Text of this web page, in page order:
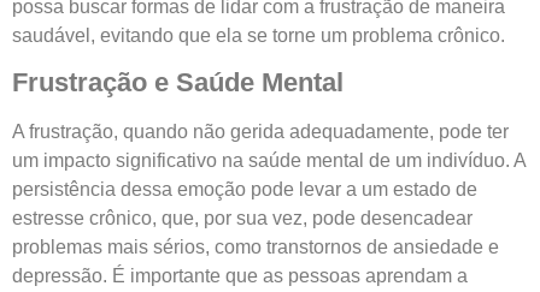
possa buscar formas de lidar com a frustração de maneira
saudável, evitando que ela se torne um problema crônico.
Frustração e Saúde Mental
A frustração, quando não gerida adequadamente, pode ter
um impacto significativo na saúde mental de um indivíduo. A
persistência dessa emoção pode levar a um estado de
estresse crônico, que, por sua vez, pode desencadear
problemas mais sérios, como transtornos de ansiedade e
depressão. É importante que as pessoas aprendam a